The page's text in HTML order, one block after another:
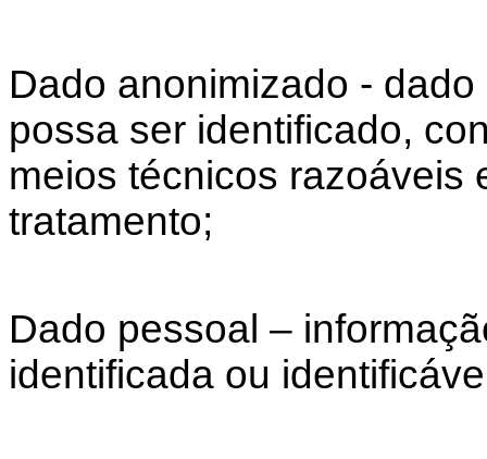
Dado anonimizado -
possa ser identificado,
meios técnicos razoáveis
tratamento;
Dado pessoal –
identificada ou